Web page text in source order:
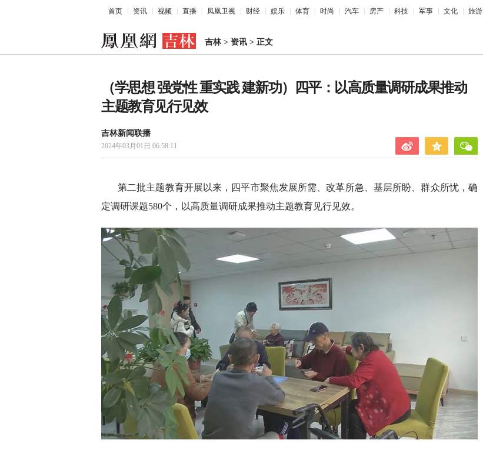
首页 资讯 视频 直播 凤凰卫视 财经 娱乐 体育 时尚 汽车 房产 科技 军事 文化 旅游
吉林> 资讯 > 正文
（学思想 强党性 重实践 建新功）四平：以高质量调研成果推动
主题教育见行见效
吉林新闻联播
2024年03月01日 06:58:11
第二批主题教育开展以来，四平市聚焦发展所需、改革所急、基层所盼、群众所忧，确
定调研课题580个，以高质量调研成果推动主题教育见行见效。